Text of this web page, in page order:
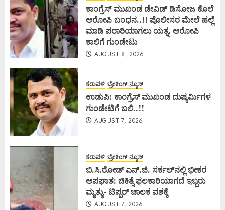
ಕಾಂಗ್ರೆಸ್ ಮುಖಂಡ ಡೇವಿಡ್ ಡಿಸೋಜ ಕೊಲೆ
ಆರೋಪಿ ಬಂಧನ..!! ಪೊಲೀಸರ ಮೇಲೆ ಹಲ್ಲೆ
ಮಾಡಿ ಪರಾರಿಯಾಗಲು ಯತ್ನ, ಆರೋಪಿ
ಕಾಲಿಗೆ ಗುಂಡೇಟು
AUGUST 8, 2026
ಕರಾವಳಿ ಬ್ರೇಕಿಂಗ್ ನ್ಯೂಸ್
ಉಡುಪಿ: ಕಾಂಗ್ರೆಸ್ ಮುಖಂಡ ದುಷ್ಕರ್ಮಿಗಳ
ಗುಂಡೇಟಿಗೆ ಬಲಿ..!!
AUGUST 7, 2026
ಕರಾವಳಿ ಬ್ರೇಕಿಂಗ್ ನ್ಯೂಸ್
ಬಿ.ಸಿ.ರೋಡ್ ಎನ್.ಜಿ. ಸರ್ಕಲ್‌ನಲ್ಲಿ ಭೀಕರ
ಅಪಘಾತ: ಚಿಕಿತ್ಸೆ ಫಲಕಾರಿಯಾಗದೆ ಇಬ್ಬರು
ಮೃತ್ಯು- ಟಿಪ್ಪರ್ ಚಾಲಕ ವಶಕ್ಕೆ
AUGUST 7, 2026